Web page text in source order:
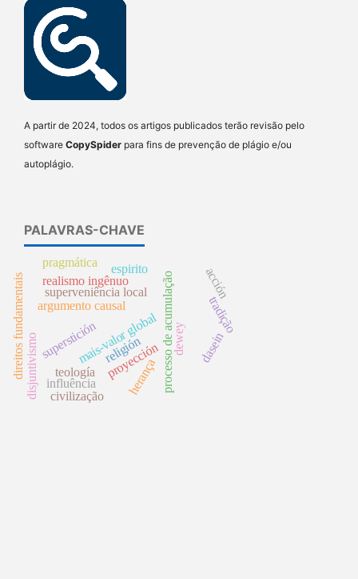
A partir de 2024, todos os artigos publicados terão revisão pelo
software CopySpider para fins de prevenção de plágio e/ou
autoplágio.
PALAVRAS-CHAVE
argumento causal
supersticiónproyecciónprocesso de acumulação
mais-valor global
superveniência local
disjuntivismo religión
realismo ingênuo
dewey
teología
direitos fundamentais
espirito
influência
dasein
herança
tradição
pragmática
acción
civilização